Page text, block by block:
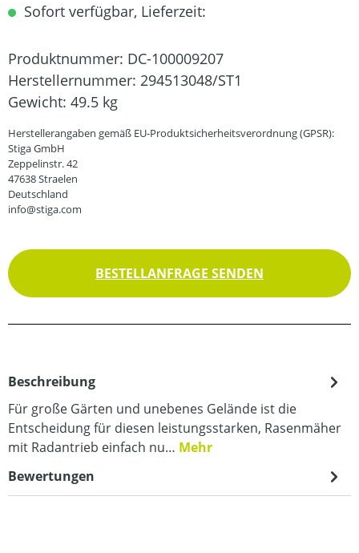
Sofort verfügbar, Lieferzeit:
Produktnummer: DC-100009207
Herstellernummer: 294513048/ST1
Gewicht: 49.5 kg
Herstellerangaben gemäß EU-Produktsicherheitsverordnung (GPSR):
Stiga GmbH
Zeppelinstr. 42
47638 Straelen
Deutschland
info@stiga.com
BESTELLANFRAGE SENDEN
Beschreibung
Für große Gärten und unebenes Gelände ist die
Entscheidung für diesen leistungsstarken, Rasenmäher
mit Radantrieb einfach nu… Mehr
Bewertungen